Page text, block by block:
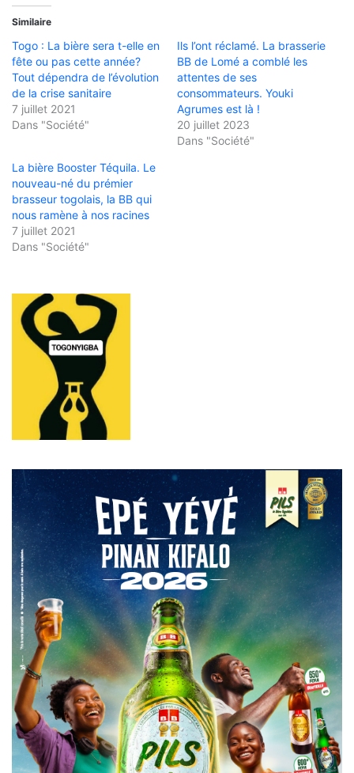
Similaire
Togo : La bière sera t-elle en
fête ou pas cette année?
Tout dépendra de l’évolution
de la crise sanitaire
7 juillet 2021
Dans "Société"
Ils l’ont réclamé. La brasserie
BB de Lomé a comblé les
attentes de ses
consommateurs. Youki
Agrumes est là !
20 juillet 2023
Dans "Société"
La bière Booster Téquila. Le
nouveau-né du prémier
brasseur togolais, la BB qui
nous ramène à nos racines
7 juillet 2021
Dans "Société"